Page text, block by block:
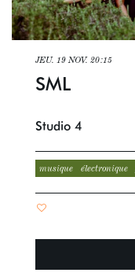
SML
JEU. 19 NOV. 20:15
Studio 4
musique électronique